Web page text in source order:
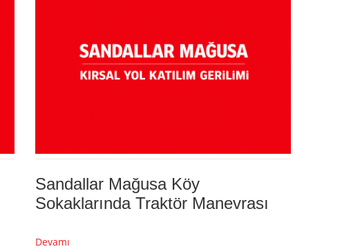
Sandallar Mağusa Köy
Sokaklarında Traktör Manevrası
Devamı